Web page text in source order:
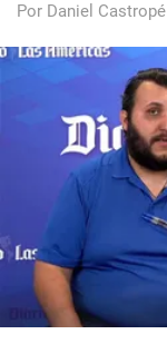
Por Daniel Castropé